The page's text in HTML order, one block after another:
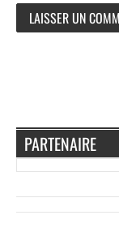
PARTENAIRE